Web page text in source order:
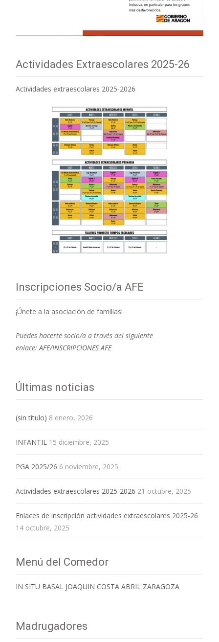
Actividades Extraescolares 2025-26
Actividades extraescolares 2025-2026
Inscripciones Socio/a AFE
¡Únete a la asociación de familias!
Puedes hacerte socio/a a través del siguiente
enlace:AFE/INSCRIPCIONES AFE
Últimas noticias
(sin título) 8 enero, 2026
INFANTIL 15 diciembre, 2025
PGA 2025/26 6 noviembre, 2025
Actividades extraescolares 2025-2026 21 octubre, 2025
Enlaces de inscripción actividades extraescolares 2025-26
14 octubre, 2025
Menú del Comedor
IN SITU BASAL JOAQUIN COSTA ABRIL ZARAGOZA
Madrugadores